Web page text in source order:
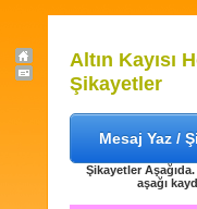
Altın Kayısı
Şikayetler
Mesaj Yaz /
Şikayetler Aşağıda.
aşağı